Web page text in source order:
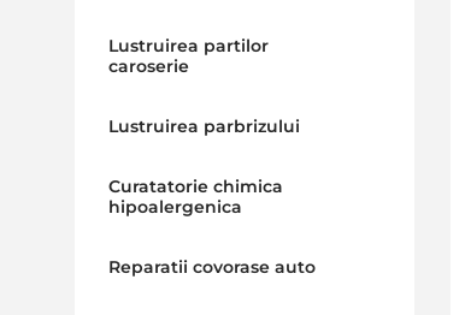
Lustruirea partilor
caroserie
Lustruirea parbrizului
Curatatorie chimica
hipoalergenica
Reparatii covorase auto